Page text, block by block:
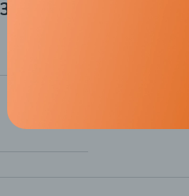
Задать вопрос по